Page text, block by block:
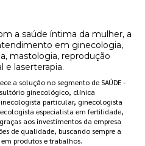
a saúde íntima da mulher, a
em ginecologia,
mastologia, reprodução
e laserterapia.
a solução no segmento de SAÚDE -
ginecológico, clínica
particular, ginecologista
especialista em fertilidade,
aos investimentos da empresa
de qualidade, buscando sempre a
produtos e trabalhos.